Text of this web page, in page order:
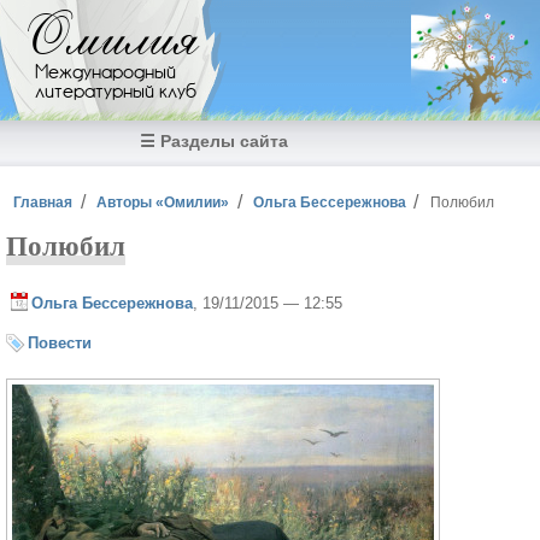
Перейти к основному содержанию
Омилия
Международный
литературный клуб
☰ Разделы сайта
Вы здесь
Главная Авторы «Омилии» Ольга Бессережнова Полюбил
Полюбил
Ольга Бессережнова , 19/11/2015 — 12:55
Повести